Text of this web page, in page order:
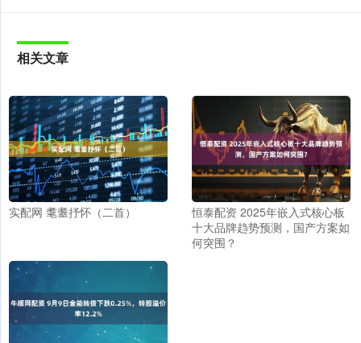
相关文章
实配网 耄耋抒怀（二首）
恒泰配资 2025年嵌入式核心板
十大品牌趋势预测，国产方案如
何突围？